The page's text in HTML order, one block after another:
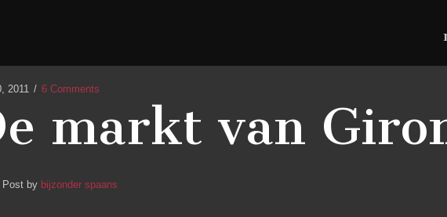
2011 6 Comments
markt van
Post by bijzonder spaans